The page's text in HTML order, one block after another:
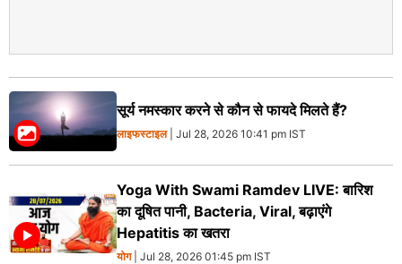
सूर्य नमस्कार करने से कौन से फायदे मिलते हैं?
लाइफस्टाइल| Jul 28, 2026 10:41 pm IST
Yoga With Swami Ramdev LIVE: बारिश
का दूषित पानी, Bacteria, Viral, बढ़ाएंगे
Hepatitis का खतरा
योग| Jul 28, 2026 01:45 pm IST